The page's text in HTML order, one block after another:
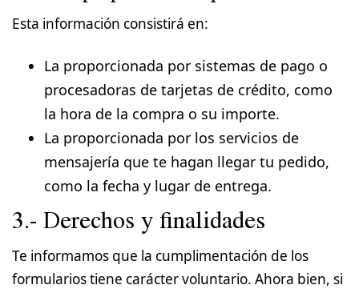
Esta información consistirá en:
La proporcionada por sistemas de pago o
procesadoras de tarjetas de crédito, como
la hora de la compra o su importe.
La proporcionada por los servicios de
mensajería que te hagan llegar tu pedido,
como la fecha y lugar de entrega.
3.- Derechos y finalidades
Te informamos que la cumplimentación de los
formularios tiene carácter voluntario. Ahora bien, si